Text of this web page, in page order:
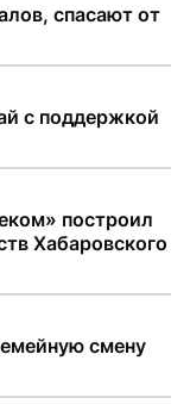
спасают от
с поддержкой
построил
Хабаровского
смену